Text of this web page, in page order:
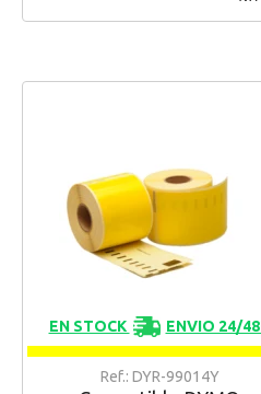
EN STOCK ENVIO 24/
Ref.: DYR-99014Y